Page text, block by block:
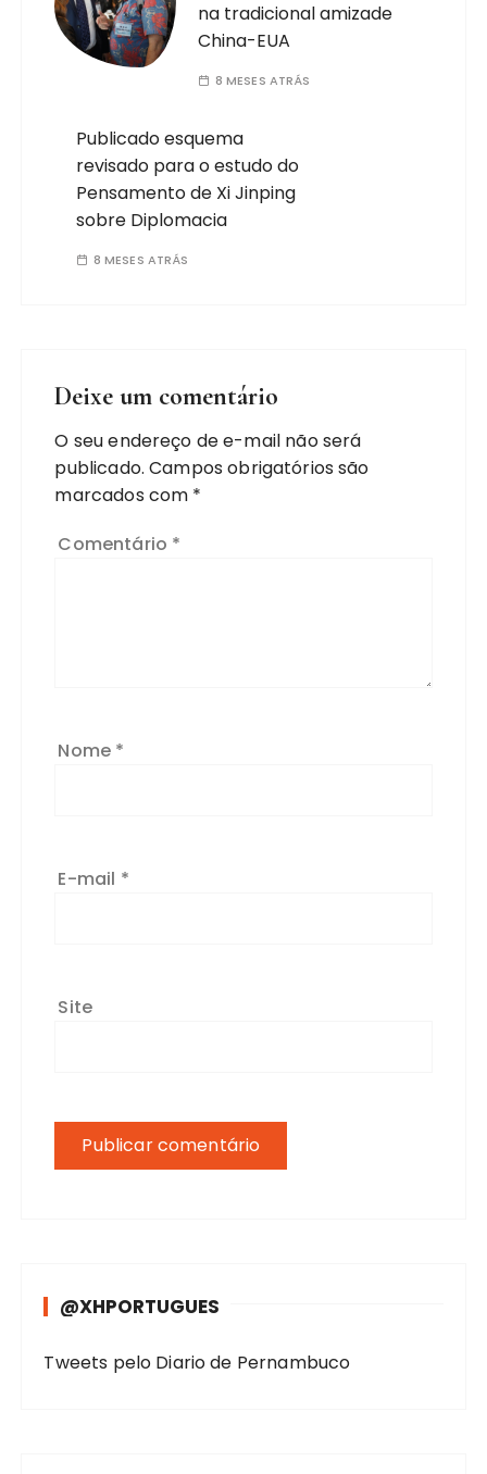
na tradicional amizade
China-EUA
8 MESES ATRÁS
Publicado esquema
revisado para o estudo do
Pensamento de Xi Jinping
sobre Diplomacia
8 MESES ATRÁS
Deixe um comentário
O seu endereço de e-mail não será
publicado. Campos obrigatórios são
marcados com *
Comentário *
Nome *
E-mail *
Site
@XHPORTUGUES
Tweets pelo Diario de Pernambuco